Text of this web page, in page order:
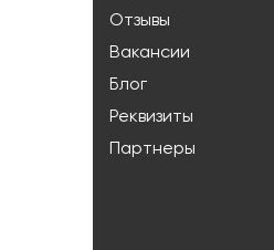
Отзывы
Вакансии
Блог
Реквизиты
Партнеры